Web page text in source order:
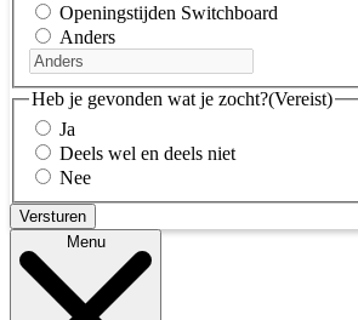
Openingstijden Switchboard
Anders
Heb je gevonden wat je zocht?(Vereist)
Ja
Deels wel en deels niet
Nee
Menu